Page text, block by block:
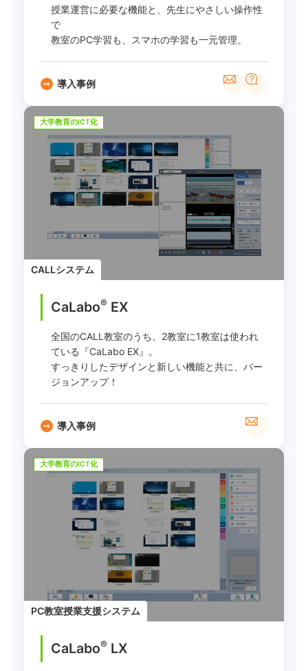
授業運営に必要な機能と、先生にやさしい操作性
で
教室のPC学習も、スマホの学習も一元管理。
導入事例
大学教育のICT化
CALLシステム
CaLabo® EX
全国のCALL教室のうち、2教室に1教室は使われ
ている『CaLabo EX』。
すっきりしたデザインと新しい機能と共に、バー
ジョンアップ！
導入事例
大学教育のICT化
PC教室授業支援システム
CaLabo® LX